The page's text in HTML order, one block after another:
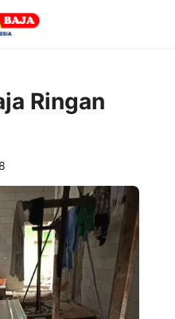
Ringan